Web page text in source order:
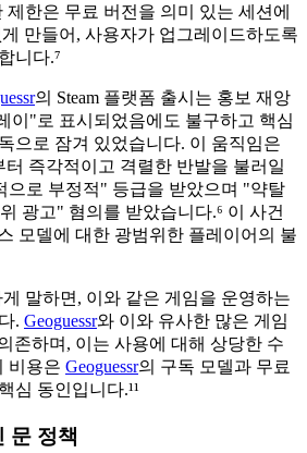
제한은 무료 버전을 의미 있는 세션에
만들어, 사용자가 업그레이드하도록
니다.⁷
의 Steam 플랫폼 출시는 홍보 재앙
이"로 표시되었음에도 불구하고 핵심
으로 잠겨 있었습니다. 이 움직임은
즉각적이고 격렬한 반발을 불러일
으로 부정적" 등급을 받았으며 "약탈
광고" 혐의를 받았습니다.⁶ 이 사건
모델에 대한 광범위한 플레이어의 불
말하면, 이와 같은 게임을 운영하는
. Geoguessr와 이와 유사한 많은 게임
존하며, 이는 사용에 대해 상당한 수
비용은 Geoguessr의 구독 모델과 무료
심 동인입니다.¹¹
문 정책